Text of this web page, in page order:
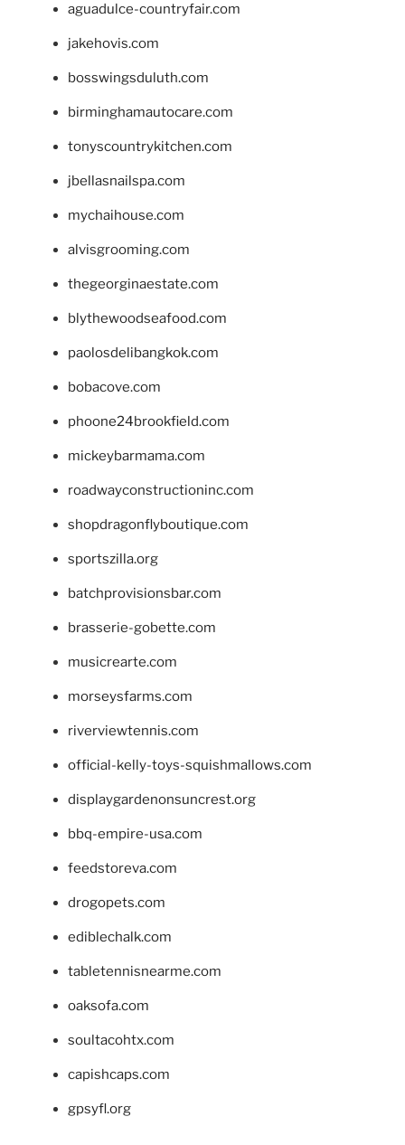
aguadulce-countryfair.com
jakehovis.com
bosswingsduluth.com
birminghamautocare.com
tonyscountrykitchen.com
jbellasnailspa.com
mychaihouse.com
alvisgrooming.com
thegeorginaestate.com
blythewoodseafood.com
paolosdelibangkok.com
bobacove.com
phoone24brookfield.com
mickeybarmama.com
roadwayconstructioninc.com
shopdragonflyboutique.com
sportszilla.org
batchprovisionsbar.com
brasserie-gobette.com
musicrearte.com
morseysfarms.com
riverviewtennis.com
official-kelly-toys-squishmallows.com
displaygardenonsuncrest.org
bbq-empire-usa.com
feedstoreva.com
drogopets.com
ediblechalk.com
tabletennisnearme.com
oaksofa.com
soultacohtx.com
capishcaps.com
gpsyfl.org